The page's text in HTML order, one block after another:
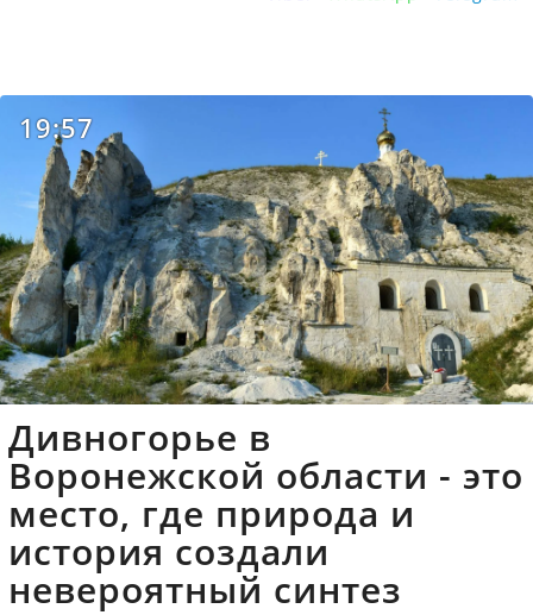
19:57
Дивногорье в
Воронежской области - это
место, где природа и
история создали
невероятный синтез